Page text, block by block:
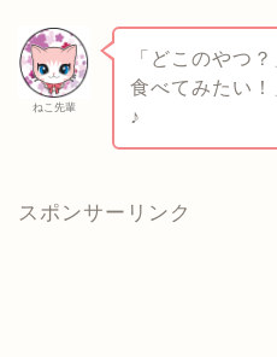
ねこ先輩
「どこのやつ
食べてみたい
♪
スポンサーリンク